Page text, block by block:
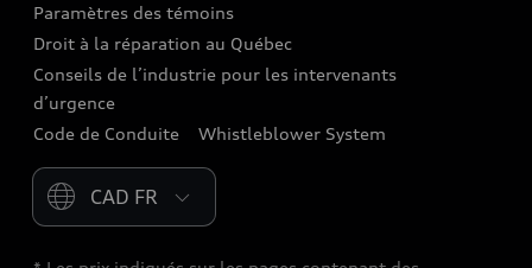
Garanties Audi et couverture
Paramètres des témoins
Droit à la réparation au Québec
Conseils de l’industrie pour les intervenants
d’urgence
Code de Conduite
Whistleblower System
Please select country